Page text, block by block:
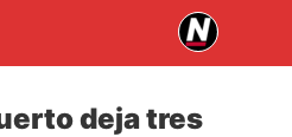
deja tres